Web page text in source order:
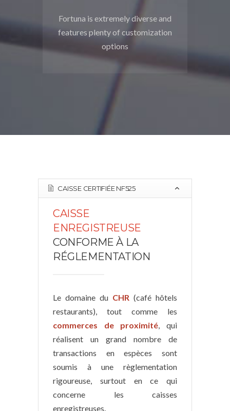
Fortuna is extremely diverse and
features plenty of customization
options
CAISSE CERTIFIÉE NF525
CAISSE
ENREGISTREUSE
CONFORME À LA
RÉGLEMENTATION
Le domaine du CHR (café hôtels
restaurants), tout comme les
commerces de proximité , qui
réalisent un grand nombre de
transactions en espèces sont
soumis à une règlementation
rigoureuse, surtout en ce qui
concerne les caisses
enregistreuses.